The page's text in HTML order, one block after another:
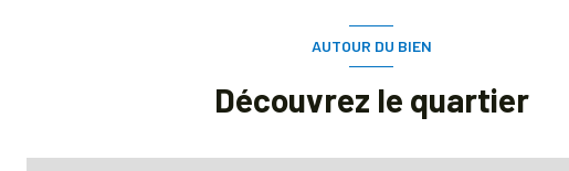
AUTOUR DU BIEN
Découvrez le quartier